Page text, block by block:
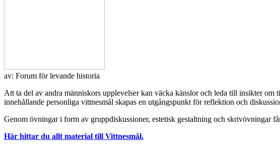
av: Forum för levande historia
Att ta del av andra människors upplevelser kan väcka känslor och leda till insikter
innehållande personliga vittnesmål skapas en utgångspunkt för reflektion och
Genom övningar i form av gruppdiskussioner, estetisk gestaltning och skrivövningar
Här hittar du allt material till Vittnesmål.